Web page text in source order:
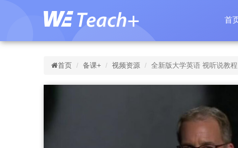
首
首页 备课+ 视频资源 全新版大学英语 视听说教